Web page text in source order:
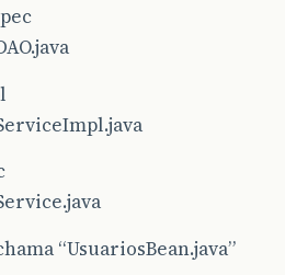
“UsuariosBean.java”